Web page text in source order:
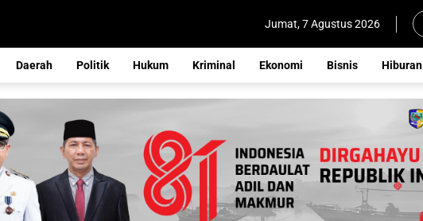
Jumat, 7 Agustus 2026
Daerah Politik Hukum Kriminal Ekonomi Bisnis Hiburan